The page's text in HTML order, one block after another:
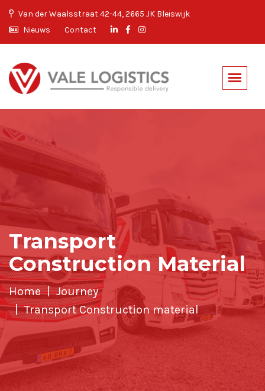
Van der Waalsstraat 42-44, 2665 JK Bleiswijk
Nieuws
Contact
Transport
Construction Material
Home
Journey
Transport Construction material